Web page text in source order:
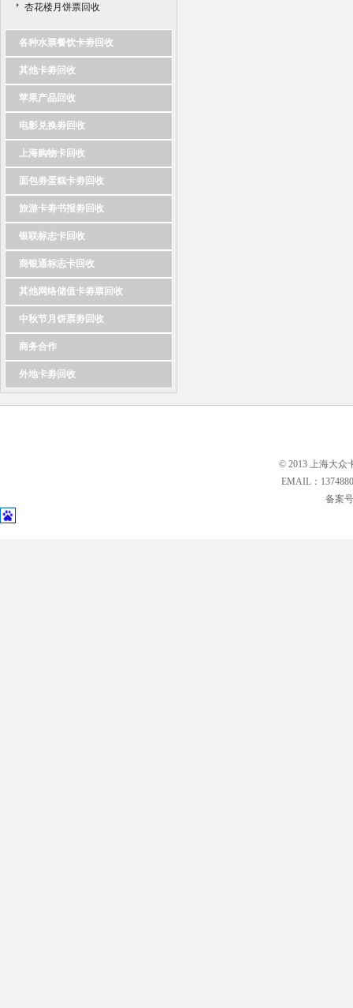
杏花楼月饼票回收
各种水票餐饮卡劵回收
其他卡劵回收
苹果产品回收
电影兑换劵回收
上海购物卡回收
面包劵蛋糕卡劵回收
旅游卡劵书报劵回收
银联标志卡回收
商银通标志卡回收
其他网络储值卡劵票回收
中秋节月饼票劵回收
商务合作
外地卡劵回收
© 2013 上海大众
EMAIL：
备案